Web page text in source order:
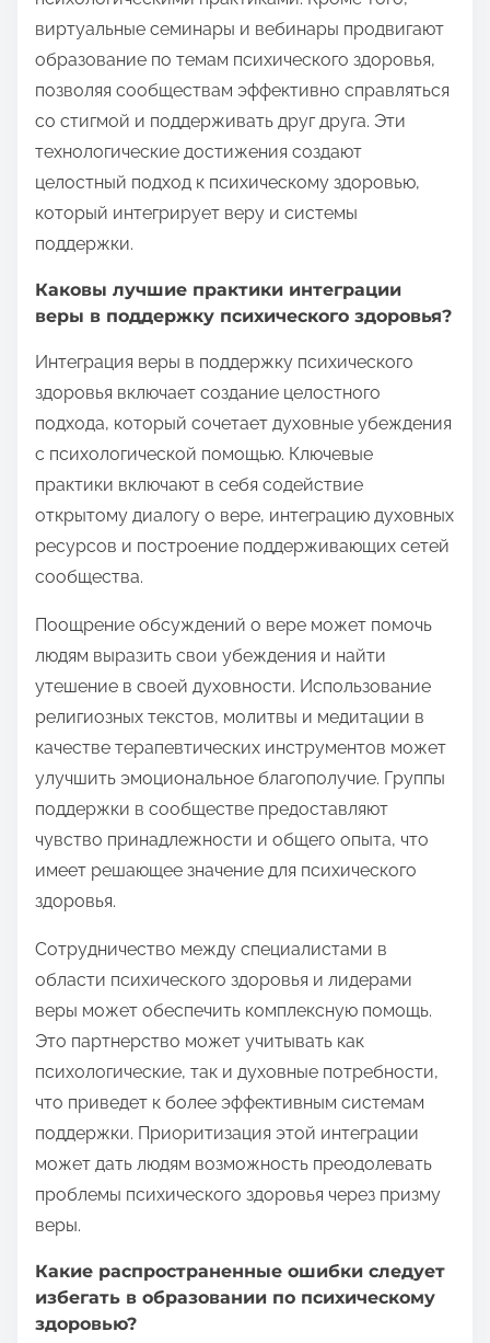
виртуальные семинары и вебинары продвигают
образование по темам психического здоровья,
позволяя сообществам эффективно справляться
со стигмой и поддерживать друг друга. Эти
технологические достижения создают
целостный подход к психическому здоровью,
который интегрирует веру и системы
поддержки.
Каковы лучшие практики интеграции
веры в поддержку психического здоровья?
Интеграция веры в поддержку психического
здоровья включает создание целостного
подхода, который сочетает духовные убеждения
с психологической помощью. Ключевые
практики включают в себя содействие
открытому диалогу о вере, интеграцию духовных
ресурсов и построение поддерживающих сетей
сообщества.
Поощрение обсуждений о вере может помочь
людям выразить свои убеждения и найти
утешение в своей духовности. Использование
религиозных текстов, молитвы и медитации в
качестве терапевтических инструментов может
улучшить эмоциональное благополучие. Группы
поддержки в сообществе предоставляют
чувство принадлежности и общего опыта, что
имеет решающее значение для психического
здоровья.
Сотрудничество между специалистами в
области психического здоровья и лидерами
веры может обеспечить комплексную помощь.
Это партнерство может учитывать как
психологические, так и духовные потребности,
что приведет к более эффективным системам
поддержки. Приоритизация этой интеграции
может дать людям возможность преодолевать
проблемы психического здоровья через призму
веры.
Какие распространенные ошибки следует
избегать в образовании по психическому
здоровью?